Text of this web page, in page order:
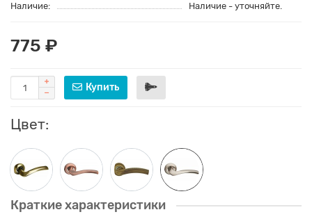
Наличие:
Наличие - уточняйте.
775 ₽
Купить
Цвет:
Краткие характеристики